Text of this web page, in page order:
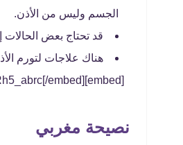
الجسم وليس من الأذن.
قد تحتاج بعض الحالات
هناك علاجات لتورم
[embed]https://www.youtube.com/watch?v=HvARh5_abrc[/embed]
نصيحة مغربي